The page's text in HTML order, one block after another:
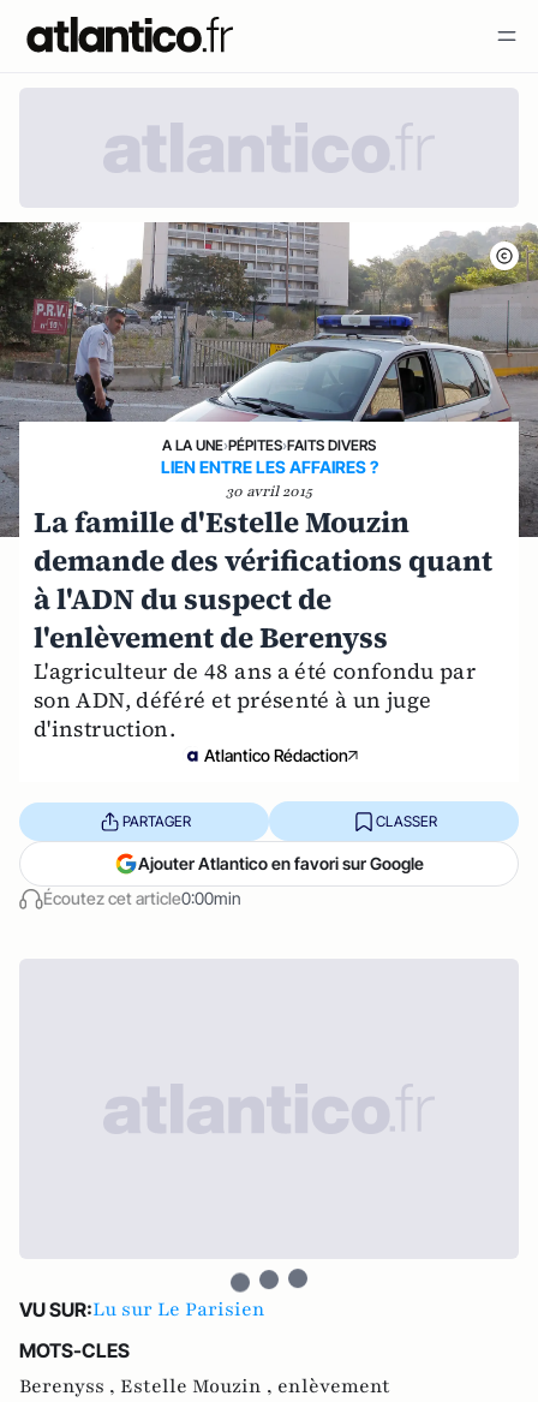
A LA UNE›PÉPITES›FAITS DIVERS
LIEN ENTRE LES AFFAIRES ?
30 avril 2015
La famille d'Estelle Mouzin
demande des vérifications quant
à l'ADN du suspect de
l'enlèvement de Berenyss
L'agriculteur de 48 ans a été confondu par
son ADN, déféré et présenté à un juge
d'instruction.
Atlantico Rédaction
Écoutez cet article0:00min
PARTAGER CLASSER
Ajouter Atlantico en favori sur Google
VU SUR:Lu sur Le Parisien
MOTS-CLES
Berenyss , Estelle Mouzin , enlèvement